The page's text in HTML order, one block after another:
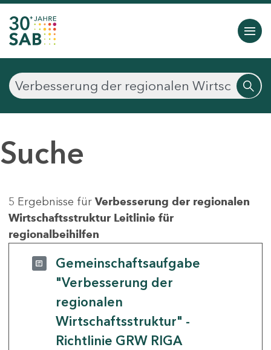
Suche
5 Ergebnisse für Verbesserung der regionalen
Wirtschaftsstruktur Leitlinie für
regionalbeihilfen
Gemeinschaftsaufgabe
"Verbesserung der
regionalen
Wirtschaftsstruktur" -
Richtlinie GRW RIGA